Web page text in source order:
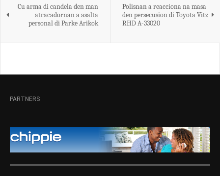
Cu arma di candela den man
atracadornan a asalta
personal di Parke Arikok
Polisnan a reacciona na masa
den persecusion di Toyota Vitz
RHD A-33020
PARTNERS